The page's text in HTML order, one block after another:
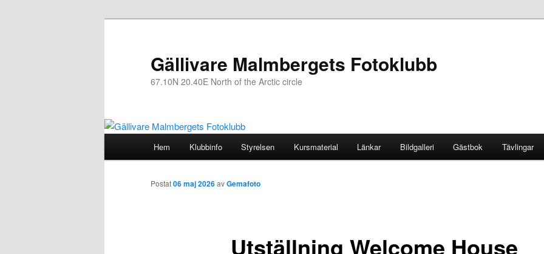
Gällivare Malmbergets Fotoklubb
67.10N 20.40E North of the Arctic circle
Hoppa
till
Hem Klubbinfo Styrelsen Kursmaterial Länkar Bildgalleri Gästbok Tävlingar
Utställning Welcome House
Postat06 maj 2026avGemafoto